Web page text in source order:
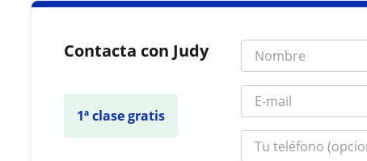
Contacta con Judy
1ª clase gratis